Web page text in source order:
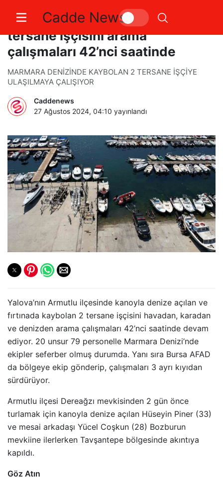
Cadde News
Marmara Denizi’nde kaybolan 2
tersane işçisini arama
çalışmaları 42’nci saatinde
MARMARA DENİZİNDE KAYBOLAN 2 TERSANE İŞÇİYE
ULAŞILMAYA ÇALIŞIYOR
Caddenews
27 Ağustos 2024, 04:10 yayınlandı
Yalova’nın Armutlu ilçesinde kanoyla denize açılan ve
fırtınada kaybolan 2 tersane işçisini havadan, karadan
ve denizden arama çalışmaları 42’nci saatinde devam
ediyor. 20 unsur 79 personelle Marmara Denizi’nde
ekipler seferber olmuş durumda. Yanı sıra Bursa AFAD
da bölgeye ekip gönderip, çalışmaları 3 ayrı kıyıdan
sürdürüyor.
Armutlu ilçesi Dereağzı mevkisinden 2 gün önce
turlamak için kanoyla denize açılan Hüseyin Piner (33)
ve mesai arkadaşı Yücel Coşkun (28) Bozburun
mevkiine ilerlerken Tavşantepe bölgesinde akıntıya
kapıldı.
Göz Atın